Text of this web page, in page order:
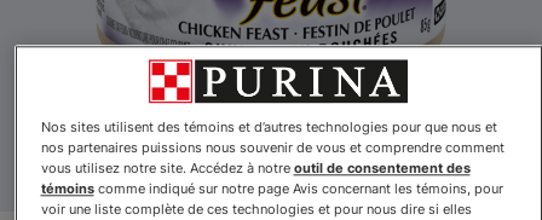
Nos sites utilisent des témoins et d’autres technologies pour que nous et
nos partenaires puissions nous souvenir de vous et comprendre comment
vous utilisez notre site. Accédez à notre outil de consentement des
témoinscomme indiqué sur notre page Avis concernant les témoins, pour
voir une liste complète de ces technologies et pour nous dire si elles